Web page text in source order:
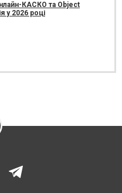
КАСКО та Object
у 2026 році